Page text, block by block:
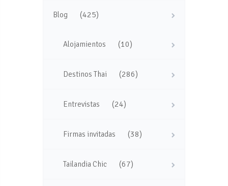
Blog (425)
Alojamientos (10)
Destinos Thai (286)
Entrevistas (24)
Firmas invitadas (38)
Tailandia Chic (67)